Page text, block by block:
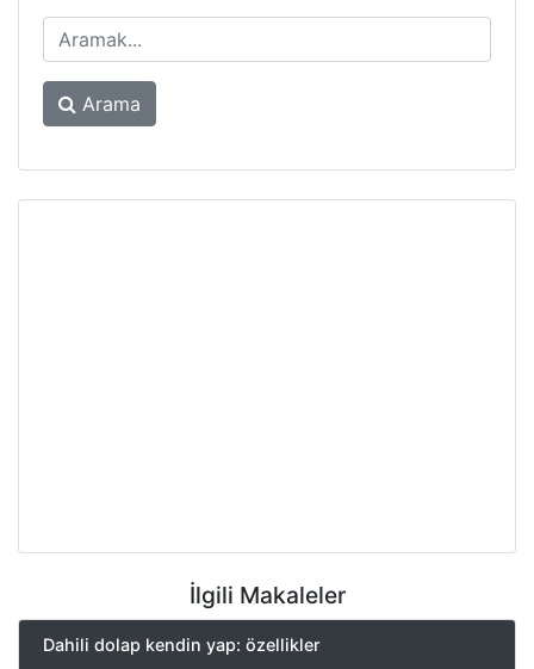
Arama
İlgili Makaleler
Dahili dolap kendin yap: özellikler